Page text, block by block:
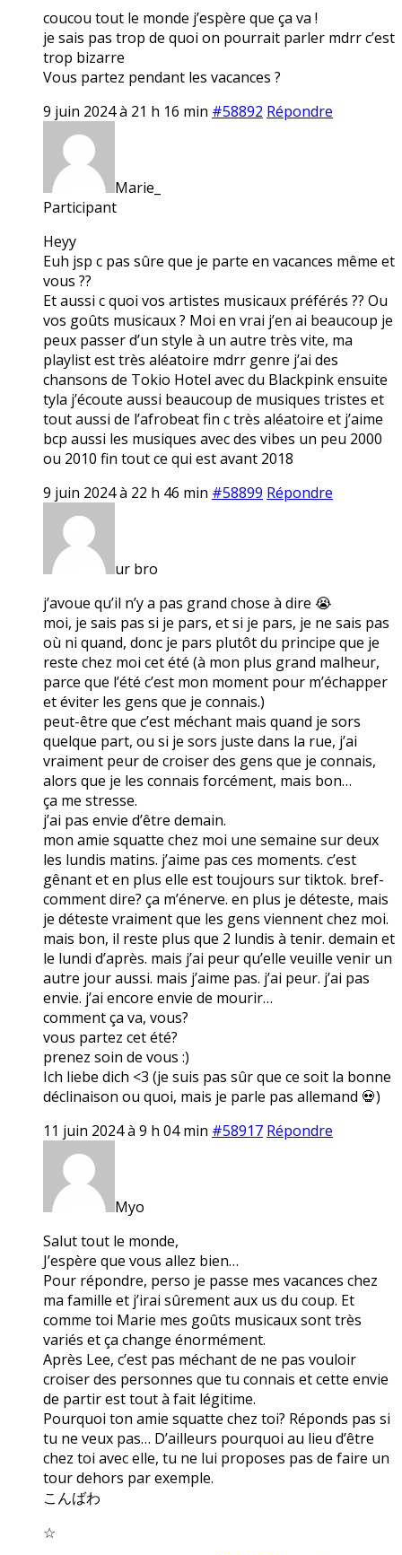
coucou tout le monde j’espère que ça va !
je sais pas trop de quoi on pourrait parler mdrr c’est
trop bizarre
Vous partez pendant les vacances ?
9 juin 2024 à 21 h 16 min #58892 Répondre
Marie_
Participant
Heyy
Euh jsp c pas sûre que je parte en vacances même et
vous ??
Et aussi c quoi vos artistes musicaux préférés ?? Ou
vos goûts musicaux ? Moi en vrai j’en ai beaucoup je
peux passer d’un style à un autre très vite, ma
playlist est très aléatoire mdrr genre j’ai des
chansons de Tokio Hotel avec du Blackpink ensuite
tyla j’écoute aussi beaucoup de musiques tristes et
tout aussi de l’afrobeat fin c très aléatoire et j’aime
bcp aussi les musiques avec des vibes un peu 2000
ou 2010 fin tout ce qui est avant 2018
9 juin 2024 à 22 h 46 min #58899 Répondre
ur bro
j’avoue qu’il n’y a pas grand chose à dire 😭
moi, je sais pas si je pars, et si je pars, je ne sais pas
où ni quand, donc je pars plutôt du principe que je
reste chez moi cet été (à mon plus grand malheur,
parce que l’été c’est mon moment pour m’échapper
et éviter les gens que je connais.)
peut-être que c’est méchant mais quand je sors
quelque part, ou si je sors juste dans la rue, j’ai
vraiment peur de croiser des gens que je connais,
alors que je les connais forcément, mais bon…
ça me stresse.
j’ai pas envie d’être demain.
mon amie squatte chez moi une semaine sur deux
les lundis matins. j’aime pas ces moments. c’est
gênant et en plus elle est toujours sur tiktok. bref-
comment dire? ça m’énerve. en plus je déteste, mais
je déteste vraiment que les gens viennent chez moi.
mais bon, il reste plus que 2 lundis à tenir. demain et
le lundi d’après. mais j’ai peur qu’elle veuille venir un
autre jour aussi. mais j’aime pas. j’ai peur. j’ai pas
envie. j’ai encore envie de mourir…
comment ça va, vous?
vous partez cet été?
prenez soin de vous :)
Ich liebe dich <3 (je suis pas sûr que ce soit la bonne
déclinaison ou quoi, mais je parle pas allemand 💀)
11 juin 2024 à 9 h 04 min #58917 Répondre
Myo
Salut tout le monde,
J’espère que vous allez bien…
Pour répondre, perso je passe mes vacances chez
ma famille et j’irai sûrement aux us du coup. Et
comme toi Marie mes goûts musicaux sont très
variés et ça change énormément.
Après Lee, c’est pas méchant de ne pas vouloir
croiser des personnes que tu connais et cette envie
de partir est tout à fait légitime.
Pourquoi ton amie squatte chez toi? Réponds pas si
tu ne veux pas… D’ailleurs pourquoi au lieu d’être
chez toi avec elle, tu ne lui proposes pas de faire un
tour dehors par exemple.
こんばわ
☆